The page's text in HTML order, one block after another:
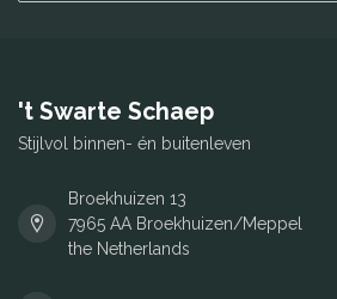
't Swarte Schaep
Stijlvol binnen- én buitenleven
Broekhuizen 13
7965 AA Broekhuizen/Meppel
the Netherlands